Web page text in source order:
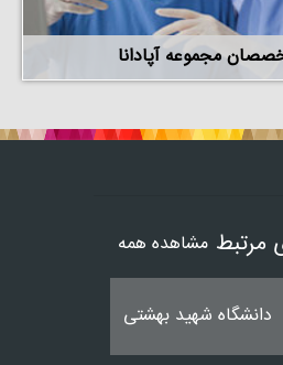
مجموعه آپادانا
مشاهده همه
دانشگاه شهید بهشتی